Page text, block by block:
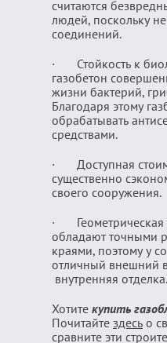
считаются
людей, поскольку
соединений.
· Стойкость к
газобетон
жизни бактерий,
Благодаря этому
обрабатывать
средствами.
· Доступная
существенно
своего сооружения.
· Геометрическая
обладают точными
краями, поэтому у
отличный внешний
внутренняя отделка.
Хотите купить
Почитайте здесь о
сравните эти